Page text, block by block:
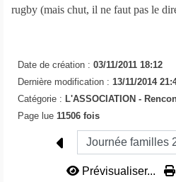
rugby (mais chut, il ne faut pas le
Date de création : 03/11/2011 18:12
Dernière modification : 13/11/2014
Catégorie : L'ASSOCIATION -
Page lue 11506 fois
Prévisualiser...